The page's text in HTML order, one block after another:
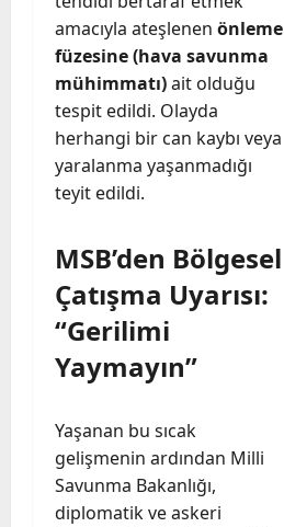
amacıyla ateşlenen önleme
füzesine (hava savunma
mühimmatı)ait olduğu
tespit edildi. Olayda
herhangi bir can kaybı veya
yaralanma yaşanmadığı
teyit edildi.
MSB’den Bölgesel
Çatışma Uyarısı:
“Gerilimi
Yaymayın”
Yaşanan bu sıcak
gelişmenin ardından Milli
Savunma Bakanlığı,
diplomatik ve askeri